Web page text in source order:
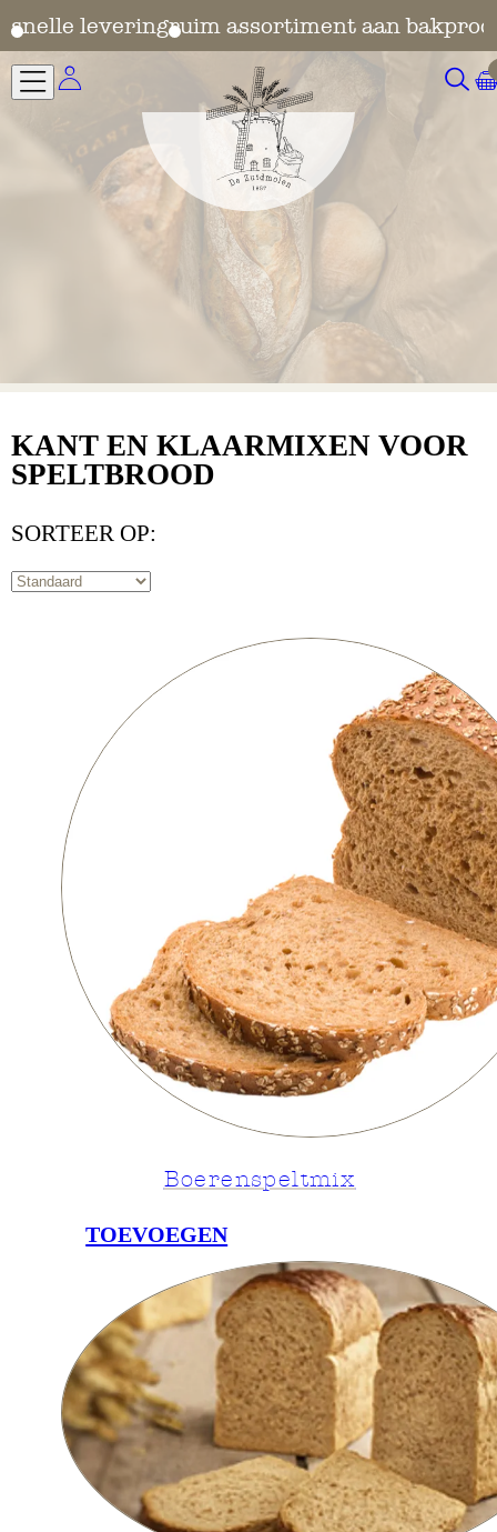
snelle leveringruim assortiment aan
KANT EN KLAARMIXEN VOOR
SPELTBROOD
SORTEER OP:
Boerenspeltmix
TOEVOEGEN